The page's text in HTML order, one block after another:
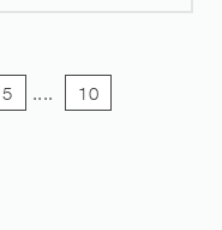
5 .... 10